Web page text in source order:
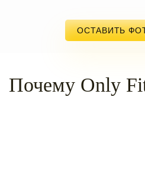
ОСТАВИТЬ
Почему Only